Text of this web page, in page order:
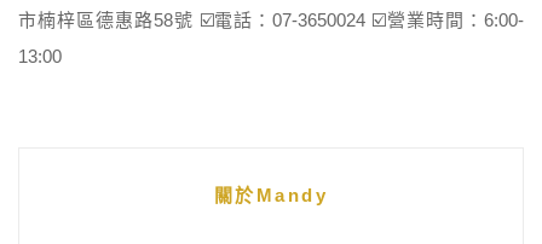
市楠梓區德惠路58號 ☑️電話：07-3650024 ☑️營業時間：6:00-
13:00
關於Mandy